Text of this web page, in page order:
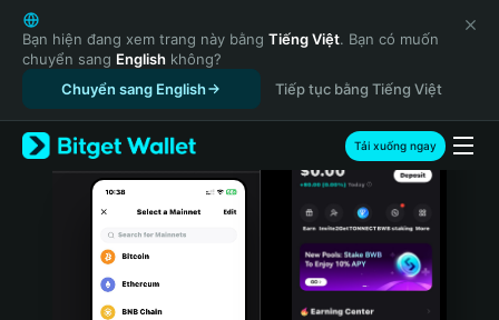
English
日本語
Tiếng Việt
Русский
Español (Latinoamérica)
Türkçe
Italiano
Português (Portugal)
Bạn hiện đang xem trang này bằng Tiếng Việt. Bạn có muốn
chuyển sang English không?
Chuyển sang English
Tiếp tục bằng Tiếng Việt
Tải xuống ngay